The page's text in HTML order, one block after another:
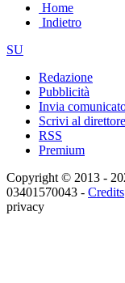
Home
Indietro
SU
Redazione
Pubblicità
Invia
Scrivi al direttore
RSS
Premium
Copyright © 2013 -
03401570043 - Credits
privacy